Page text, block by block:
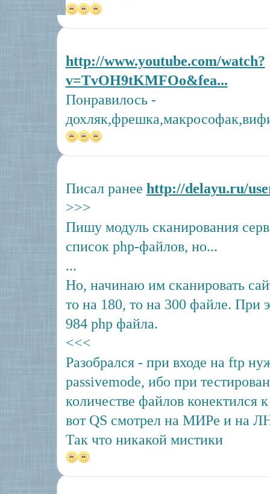
http://www.youtube.com/watch?
v=TvOH9tKMFOo&fea...
Понравилось -
Писал ранее http://delayu.ru/
>>>
Пишу модуль сканирования
список php-файлов, но...
...
Но, начинаю им сканировать
то на 180, то на 300 файле. При
984 php файла.
<<<
Разобрался - при входе на ftp
passivemode, ибо при
количестве файлов конектился
вот QS смотрел на МИРе и на
Так что никакой мистики